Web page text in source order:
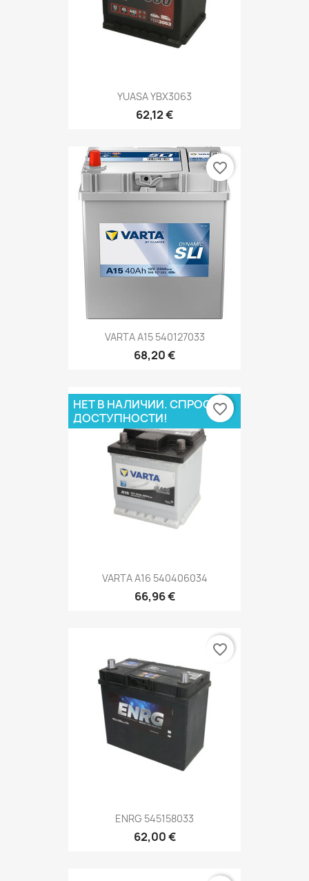
YUASA YBX3063
62,12 €
VARTA A15 540127033
68,20 €
favorite_border
VARTA A16 540406034
66,96 €
НЕТ В НАЛИЧИИ. СПРОСИ О
ДОСТУПНОСТИ!
favorite_border
ENRG 545158033
62,00 €
favorite_border